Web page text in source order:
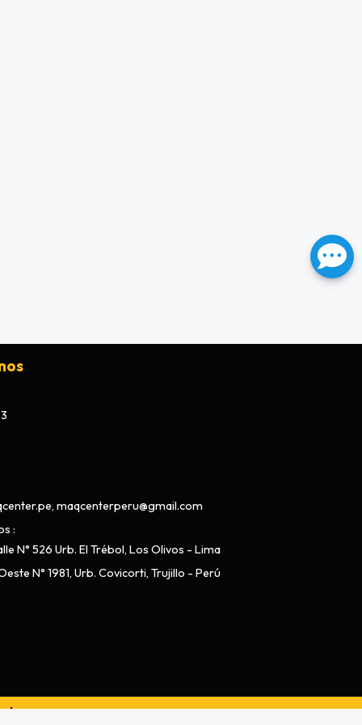
maqcenterperu@gmail.com
N° 526 Urb. El Trébol, Los Olivos - Lima
N° 1981, Urb. Covicorti, Trujillo - Perú
porBsale